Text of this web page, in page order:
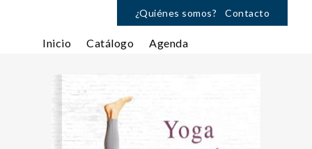
¿Quiénes somos? Contacto
Inicio Catálogo Agenda